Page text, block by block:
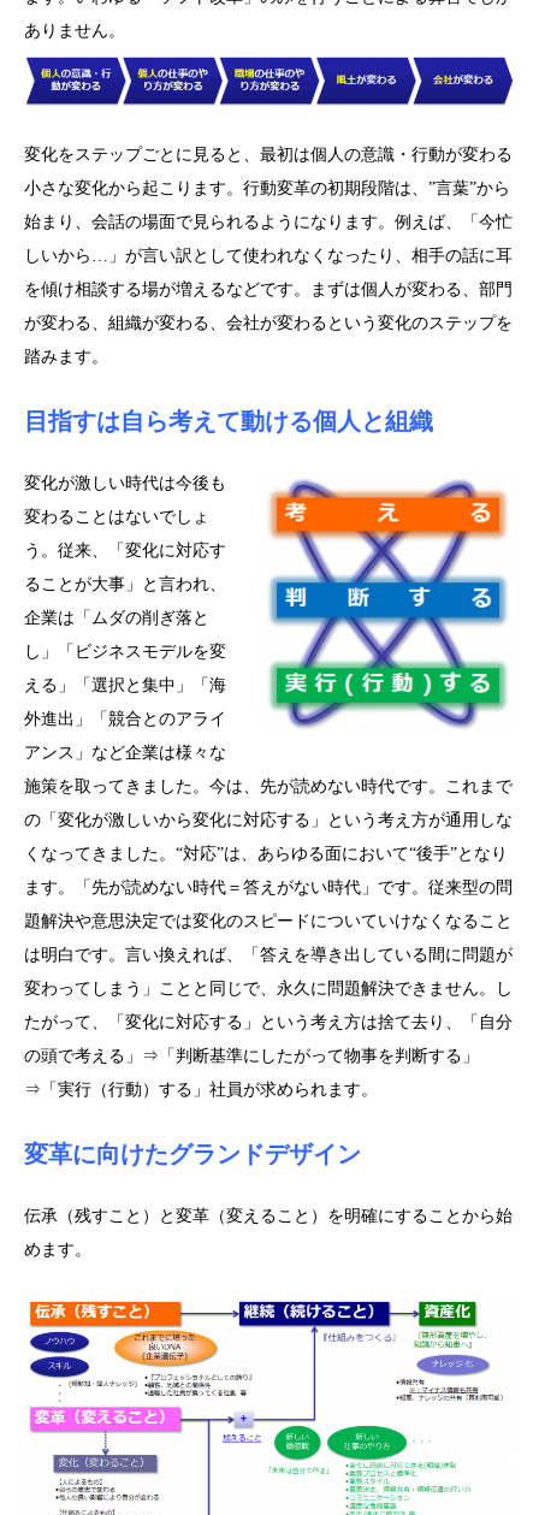
ありません。
変化をステップごとに見ると、最初は個人の意識・行動が変わる
小さな変化から起こります。行動変革の初期段階は、”言葉”から
始まり、会話の場面で見られるようになります。例えば、「今忙
しいから…」が言い訳として使われなくなったり、相手の話に耳
を傾け相談する場が増えるなどです。まずは個人が変わる、部門
が変わる、組織が変わる、会社が変わるという変化のステップを
踏みます。
目指すは自ら考えて動ける個人と組織
変化が激しい時代は今後も
変わることはないでしょ
う。従来、「変化に対応す
ることが大事」と言われ、
企業は「ムダの削ぎ落と
し」「ビジネスモデルを変
える」「選択と集中」「海
外進出」「競合とのアライ
アンス」など企業は様々な
施策を取ってきました。今は、先が読めない時代です。これまで
の「変化が激しいから変化に対応する」という考え方が通用しな
くなってきました。“対応”は、あらゆる面において“後手”となり
ます。「先が読めない時代＝答えがない時代」です。従来型の問
題解決や意思決定では変化のスピードについていけなくなること
は明白です。言い換えれば、「答えを導き出している間に問題が
変わってしまう」ことと同じで、永久に問題解決できません。し
たがって、「変化に対応する」という考え方は捨て去り、「自分
の頭で考える」⇒「判断基準にしたがって物事を判断する」
⇒「実行（行動）する」社員が求められます。
変革に向けたグランドデザイン
伝承（残すこと）と変革（変えること）を明確にすることから始
めます。